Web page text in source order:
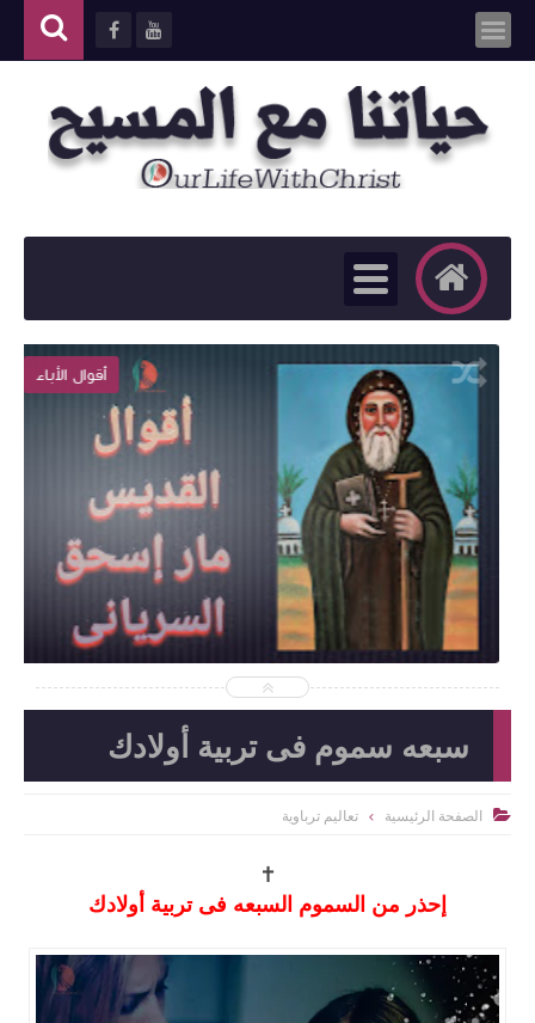
أقوال الأباء
سبعه سموم فى تربية أولادك
 الصفحة الرئيسية تعاليم ترباوية
✝
إحذر من السموم السبعه فى تربية أولادك